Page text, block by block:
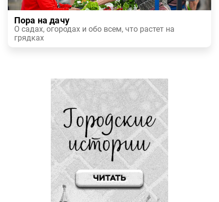
Пора на дачу
О садах, огородах и обо всем, что растет на
грядках